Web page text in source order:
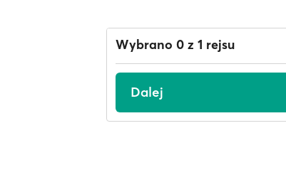
Wybrano 0 z 1 rejsu
Dalej